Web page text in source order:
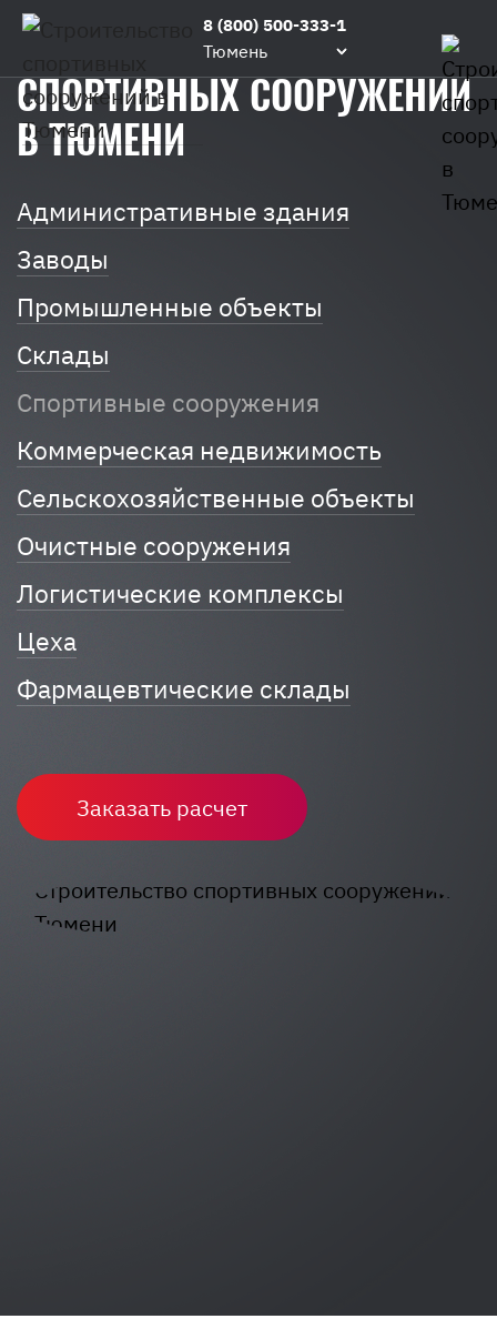
8 (800) 500-333-1
Тюмень
Главная
Строительство
спортивных
СТРОИТЕЛЬСТВО
СПОРТИВНЫХ СООРУЖЕНИЙ
В ТЮМЕНИ
Административные здания
Заводы
Промышленные объекты
Склады
Спортивные сооружения
Коммерческая недвижимость
Сельскохозяйственные объекты
Очистные сооружения
Логистические комплексы
Цеха
Фармацевтические склады
Заказать расчет